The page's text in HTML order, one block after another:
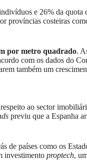
e 26% da quota
províncias costeiras
por metro quadrado.
com os dados do
também um
ao sector
previu que a Espanha
de países como os
investimento proptech,